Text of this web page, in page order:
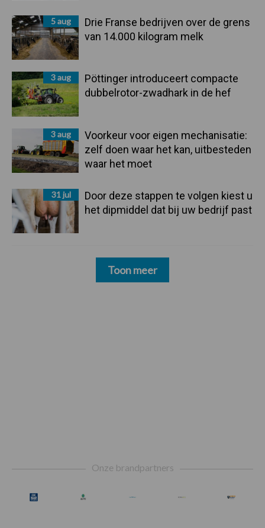
5 aug
Drie Franse bedrijven over de grens
van 14.000 kilogram melk
3 aug
Pöttinger introduceert compacte
dubbelrotor-zwadhark in de hef
3 aug
Voorkeur voor eigen mechanisatie:
zelf doen waar het kan, uitbesteden
waar het moet
31 jul
Door deze stappen te volgen kiest u
het dipmiddel dat bij uw bedrijf past
Toon meer
Onze brandpartners